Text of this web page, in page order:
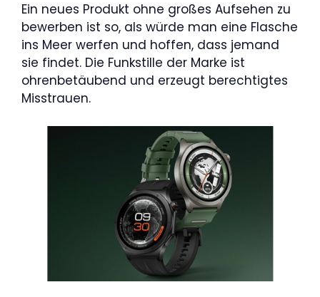
Ein neues Produkt ohne großes Aufsehen zu
bewerben ist so, als würde man eine Flasche
ins Meer werfen und hoffen, dass jemand
sie findet. Die Funkstille der Marke ist
ohrenbetäubend und erzeugt berechtigtes
Misstrauen.